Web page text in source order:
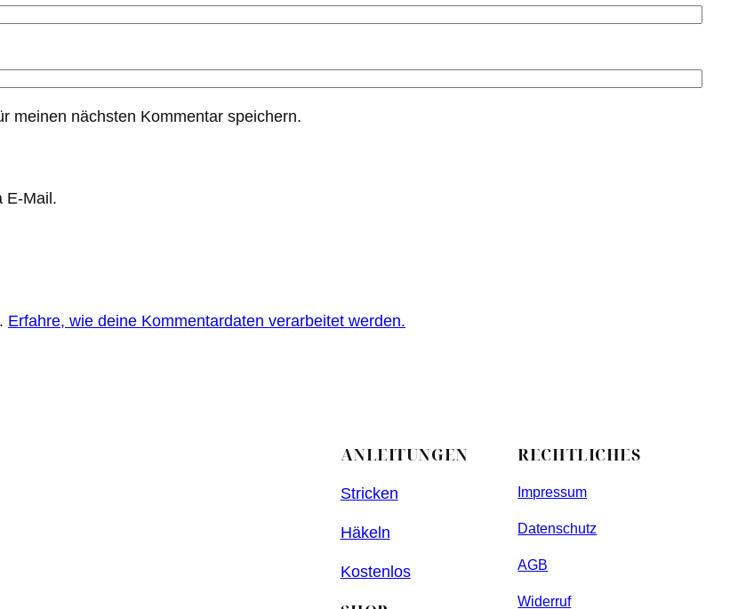
meinen nächsten Kommentar speichern.
E-Mail.
Erfahre, wie deine Kommentardaten verarbeitet werden.
ANLEITUNGEN
Stricken
Häkeln
Kostenlos
RECHTLICHES
Impressum
Datenschutz
AGB
Widerruf